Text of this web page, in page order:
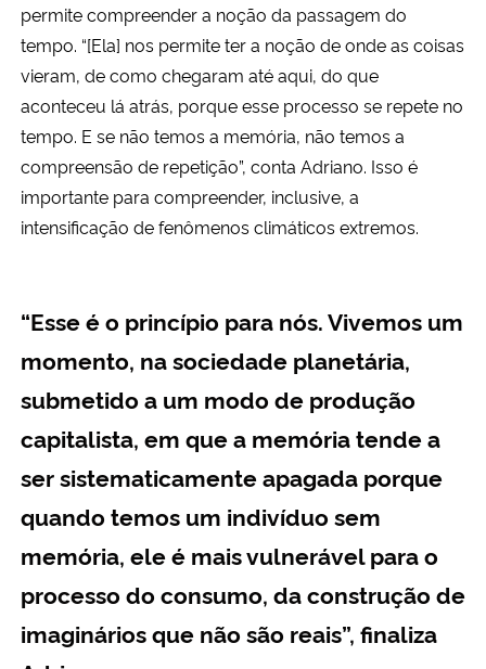
permite compreender a noção da passagem do
tempo. “[Ela] nos permite ter a noção de onde as coisas
vieram, de como chegaram até aqui, do que
aconteceu lá atrás, porque esse processo se repete no
tempo. E se não temos a memória, não temos a
compreensão de repetição”, conta Adriano. Isso é
importante para compreender, inclusive, a
intensificação de fenômenos climáticos extremos.
“Esse é o princípio para nós. Vivemos um
momento, na sociedade planetária,
submetido a um modo de produção
capitalista, em que a memória tende a
ser sistematicamente apagada porque
quando temos um indivíduo sem
memória, ele é mais vulnerável para o
processo do consumo, da construção de
imaginários que não são reais”, finaliza